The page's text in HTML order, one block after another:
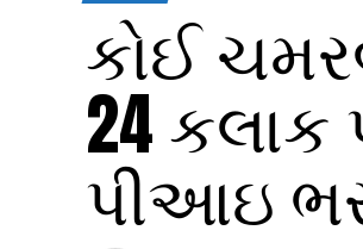
કોઈ
24 કલાક
પીઆઇ